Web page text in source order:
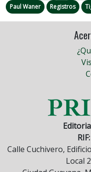
Paul Waner
Registros
Calle Cuchivero,
Local